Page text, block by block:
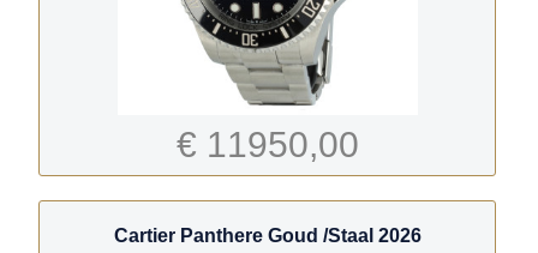
€ 11950,00
Cartier Panthere Goud /Staal 2026